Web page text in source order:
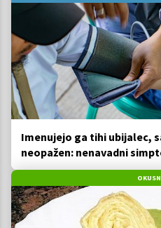
Imenujejo ga tihi ubijalec,
neopažen: nenavadni